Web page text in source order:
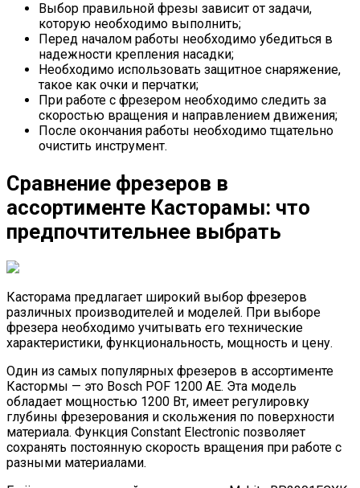
Выбор правильной фрезы зависит от задачи,
которую необходимо выполнить;
Перед началом работы необходимо убедиться в
надежности крепления насадки;
Необходимо использовать защитное снаряжение,
такое как очки и перчатки;
При работе с фрезером необходимо следить за
скоростью вращения и направлением движения;
После окончания работы необходимо тщательно
очистить инструмент.
Сравнение фрезеров в
ассортименте Касторамы: что
предпочтительнее выбрать
Касторама предлагает широкий выбор фрезеров
различных производителей и моделей. При выборе
фрезера необходимо учитывать его технические
характеристики, функциональность, мощность и цену.
Один из самых популярных фрезеров в ассортименте
Кастормы — это Bosch POF 1200 AE. Эта модель
обладает мощностью 1200 Вт, имеет регулировку
глубины фрезерования и скольжения по поверхности
материала. Функция Constant Electronic позволяет
сохранять постоянную скорость вращения при работе с
разными материалами.